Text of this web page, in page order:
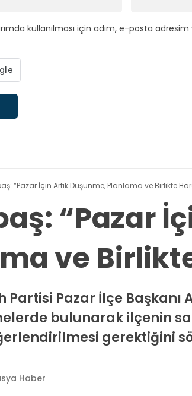
kullanılması için adım, e-posta
“Pazar İçin Artık Düşünme, Planlama ve Birlikte
“Pazar
ve
Partisi Pazar İlçe Başkanı
bulunarak ilçenin
gerektiğini
Haber